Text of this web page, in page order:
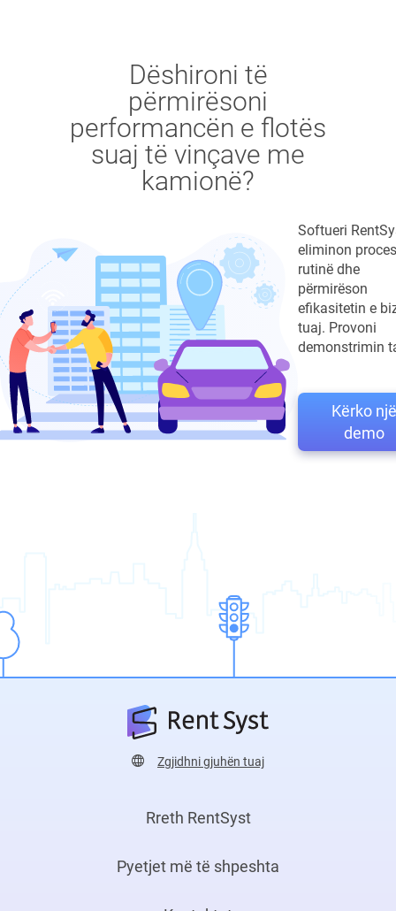
Dëshironi të
përmirësoni
performancën e flotës
suaj të vinçave me
kamionë?
Softueri
eliminon
rutinë dhe
përmirëson
efikasitetin e
tuaj. Provoni
demonstrimin
Kërko një
demo
Zgjidhni gjuhën tuaj
Rreth RentSyst
Pyetjet më të shpeshta